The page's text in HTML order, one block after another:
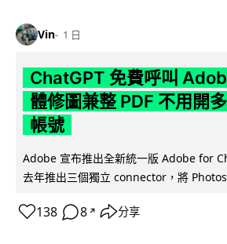
Vin 1 日
ChatGPT 免費呼叫
體修圖兼整 PDF 不用開
帳號
Adobe 宣布推出全新統一版 Adobe for
去年推出三個獨立 connector，將
138 8 ↗ 分享